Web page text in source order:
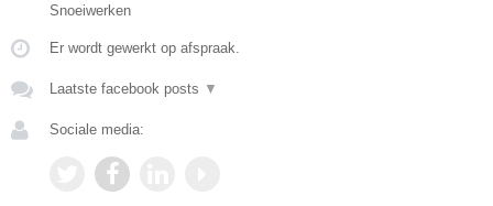
Snoeiwerken
Er wordt gewerkt op afspraak.
Laatste facebook posts ▼
Sociale media: